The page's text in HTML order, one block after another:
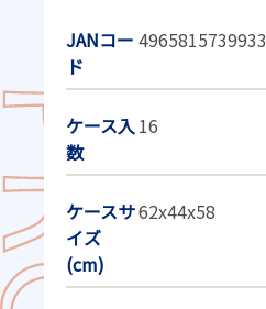
JANコー
ド
4965815739933
ケース入
数
16
ケースサ
イズ
(cm)
62x44x58